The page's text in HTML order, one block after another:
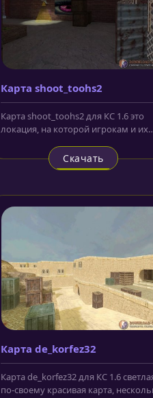
Карта shoot_toohs2
Карта shoot_toohs2 для КС 1.6 это
локация, на которой игрокам и их
Скачать
Карта de_korfez32
Карта de_korfez32 для КС 1.6
по-своему красивая карта,